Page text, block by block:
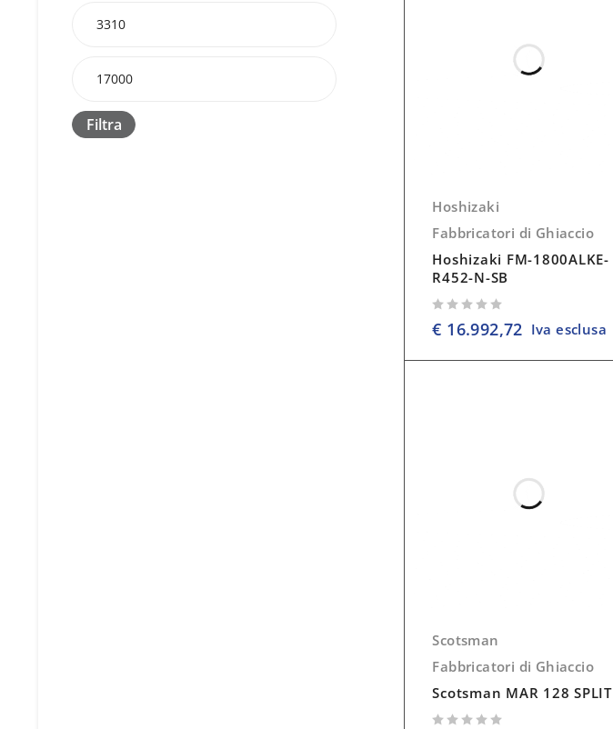
Filtra
Hoshizaki
Fabbricatori di Ghiaccio
Hoshizaki FM-1800ALKE-
R452-N-SB
€ 16.992,72 Iva esclusa
Scotsman
Fabbricatori di Ghiaccio
Scotsman MAR 128 SPLIT